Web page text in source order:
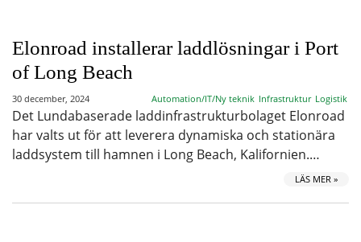
Elonroad installerar laddlösningar i Port
of Long Beach
30 december, 2024 Automation/IT/Ny teknik Infrastruktur Logistik
Det Lundabaserade laddinfrastrukturbolaget Elonroad
har valts ut för att leverera dynamiska och stationära
laddsystem till hamnen i Long Beach, Kalifornien.…
LÄS MER »